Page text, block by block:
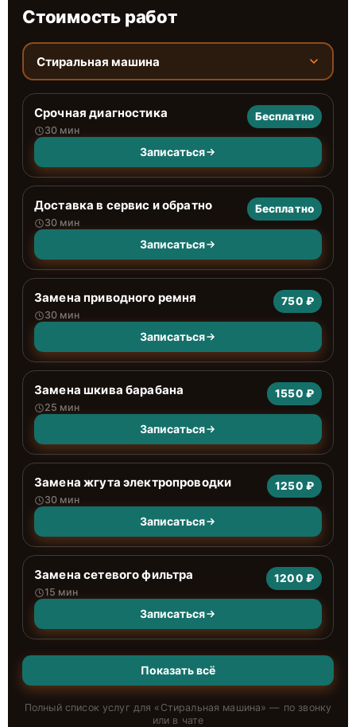
Стоимость работ
Стиральная машина
Срочная диагностика
30 мин
Бесплатно
Записаться
Доставка в сервис и обратно
30 мин
Бесплатно
Записаться
Замена приводного ремня
30 мин
750 ₽
Записаться
Замена шкива барабана
25 мин
1550 ₽
Записаться
Замена жгута электропроводки
30 мин
1250 ₽
Записаться
Замена сетевого фильтра
15 мин
1200 ₽
Записаться
Показать всё
Полный список услуг для « Стиральная машина» — по звонку
или в чате